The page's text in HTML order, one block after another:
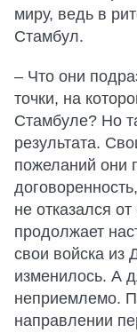
миру, ведь в
Стамбул.
– Что они
точки, на
Стамбуле? Но
результата.
пожеланий они
не отказался
продолжает
свои войска из
изменилось. А
неприемлемо.
направлении